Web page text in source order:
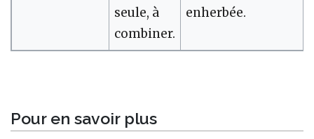
seule, à
combiner.
enherbée.
Pour en savoir plus